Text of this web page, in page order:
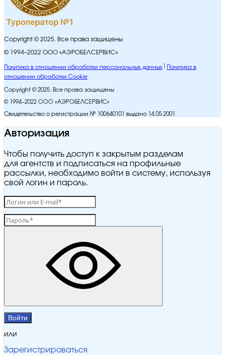
Copyright © 2025. Все права защищены
© 1994–2022 ООО «АЭРОБЕЛСЕРВИС»
Политика в отношении обработки персональных данных
Политика в
отношении обработки Cookie
Copyright © 2025. Все права защищены
© 1994–2022 ООО «АЭРОБЕЛСЕРВИС»
Свидетельство о регистрации № 100640101 выдано 14.05.2001
Авторизация
Чтобы получить доступ к закрытым разделам
для агентств и подписаться на профильные
рассылки, необходимо войти в систему, используя
свой логин и пароль.
Войти
или
Зарегистрироваться